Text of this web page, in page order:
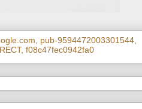
pub-9594472003301544,
f08c47fec0942fa0